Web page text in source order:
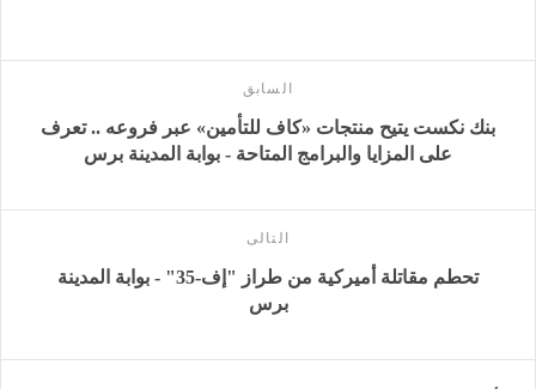
السابق
بنك نكست يتيح منتجات «كاف للتأمين» عبر فروعه .. تعرف
على المزايا والبرامج المتاحة - بوابة المدينة برس
التالى
تحطم مقاتلة أميركية من طراز "إف-35" - بوابة المدينة
برس